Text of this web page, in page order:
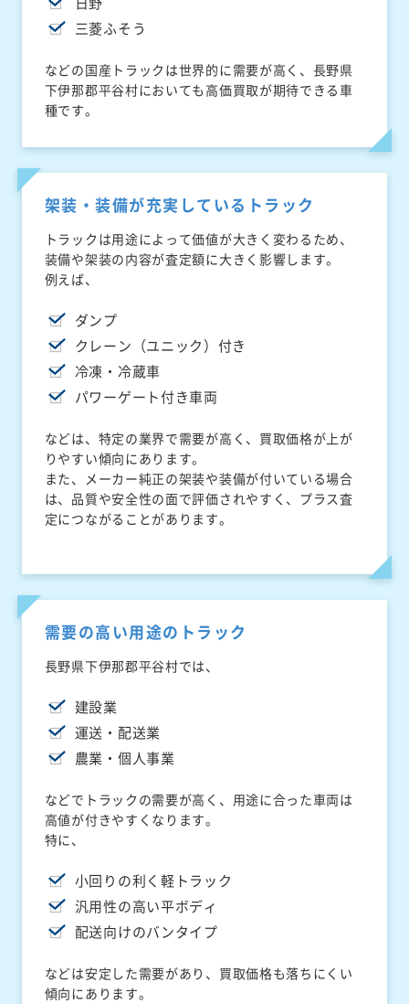
三菱ふそう
などの国産トラックは世界的に需要が高く、長野県
下伊那郡平谷村においても高価買取が期待できる車
種です。
架装・装備が充実しているトラック
トラックは用途によって価値が大きく変わるため、
装備や架装の内容が査定額に大きく影響します。
例えば、
ダンプ
クレーン（ユニック）付き
冷凍・冷蔵車
パワーゲート付き車両
などは、特定の業界で需要が高く、買取価格が上が
りやすい傾向にあります。
また、メーカー純正の架装や装備が付いている場合
は、品質や安全性の面で評価されやすく、プラス査
定につながることがあります。
需要の高い用途のトラック
長野県下伊那郡平谷村では、
建設業
運送・配送業
農業・個人事業
などでトラックの需要が高く、用途に合った車両は
高値が付きやすくなります。
特に、
小回りの利く軽トラック
汎用性の高い平ボディ
配送向けのバンタイプ
などは安定した需要があり、買取価格も落ちにくい
傾向にあります。